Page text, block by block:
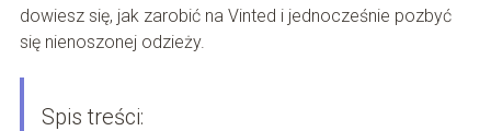
dowiesz się, jak zarobić na Vinted i jednocześnie pozbyć
się nienoszonej odzieży.
Spis treści: